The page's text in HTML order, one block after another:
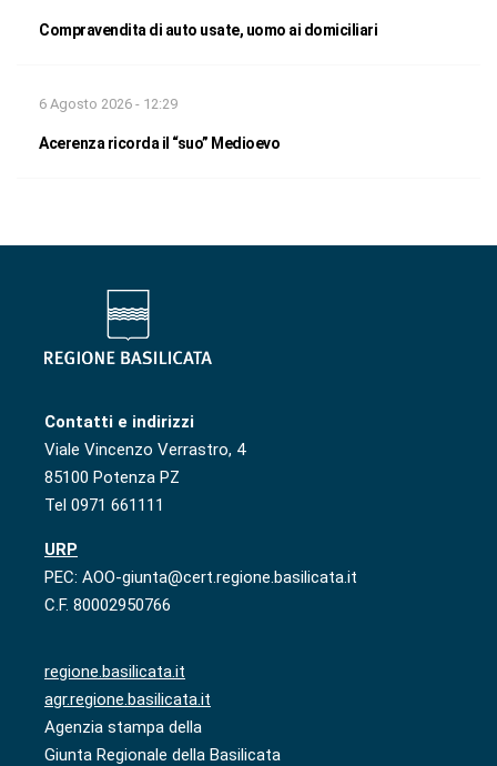
Compravendita di auto usate, uomo ai domiciliari
6 Agosto 2026 - 12:29
Acerenza ricorda il “suo” Medioevo
Contatti e indirizzi
Viale Vincenzo Verrastro, 4
85100 Potenza PZ
Tel 0971 661111
URP
PEC: AOO-giunta@cert.regione.basilicata.it
C.F. 80002950766
regione.basilicata.it
agr.regione.basilicata.it
Agenzia stampa della
Giunta Regionale della Basilicata